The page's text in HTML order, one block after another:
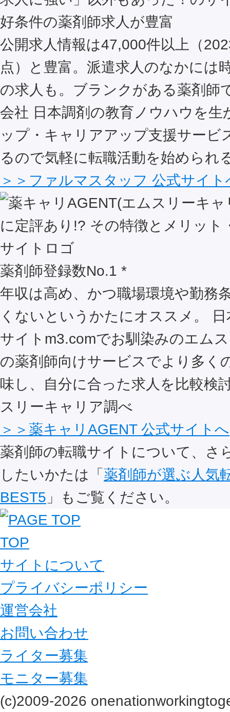
好条件の薬剤師求人が豊富
公開求人情報は47,000件以上（
点）と豊富。派遣求人のなかには
の求人も。ブランクがある薬剤師
会社 日本調剤の教育ノウハウを生
ップ・キャリアアップ支援サービ
るので気軽に転職活動を始められ
＞＞ファルマスタッフ 公式サイト
薬剤師登録数No.1 *
年収は高め、かつ職場環境や勤務
くないというかたにオススメ。
サイトm3.comでお馴染みのエム
の薬剤師向けサービスでより多く
味し、自分に合った求人を比較検
スリーキャリア調べ
＞＞薬キャリAGENT 公式サイトへ
薬剤師の転職サイトについて、さ
したいかたは「 薬剤師が選ぶ人気
BEST5 」もご覧ください。
TOP
サイトについて
プライバシーポリシー
運営会社
お問い合わせ
ライター募集
モニター募集
(c)2009-2026